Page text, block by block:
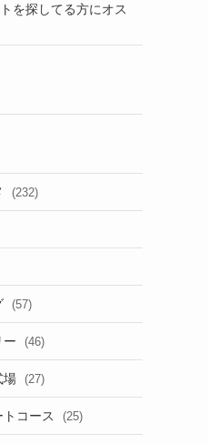
を探してる方にオス
(232)
(57)
ー (46)
場 (27)
コース (25)